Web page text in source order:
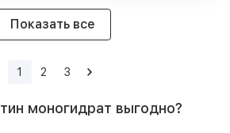
Показать все
1 2 3
моногидрат выгодно?